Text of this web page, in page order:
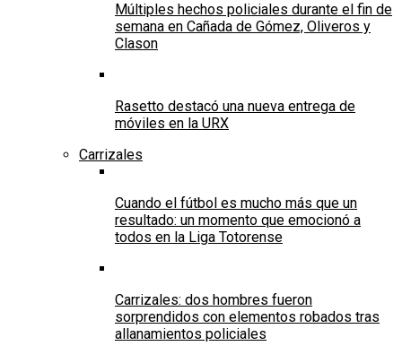
Múltiples hechos policiales durante el fin de
semana en Cañada de Gómez, Oliveros y
Clason
Rasetto destacó una nueva entrega de
móviles en la URX
Carrizales
Cuando el fútbol es mucho más que un
resultado: un momento que emocionó a
todos en la Liga Totorense
Carrizales: dos hombres fueron
sorprendidos con elementos robados tras
allanamientos policiales